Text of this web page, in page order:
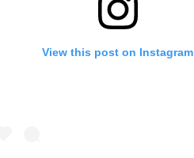
View this post on Instagram